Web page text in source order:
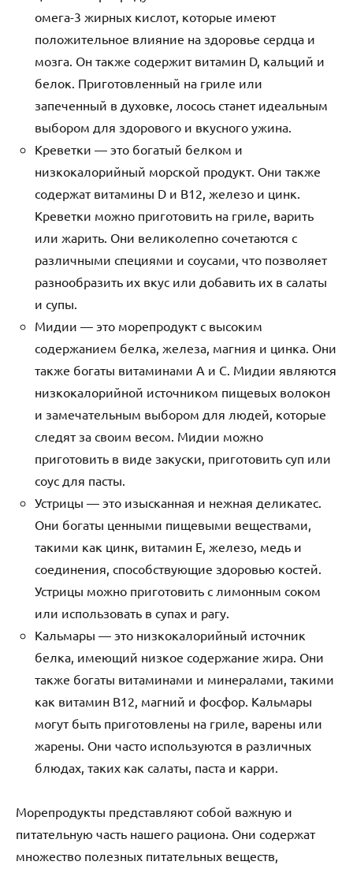
омега-3 жирных кислот, которые имеют
положительное влияние на здоровье сердца и
мозга. Он также содержит витамин D, кальций и
белок. Приготовленный на гриле или
запеченный в духовке, лосось станет идеальным
выбором для здорового и вкусного ужина.
Креветки — это богатый белком и
низкокалорийный морской продукт. Они также
содержат витамины D и B12, железо и цинк.
Креветки можно приготовить на гриле, варить
или жарить. Они великолепно сочетаются с
различными специями и соусами, что позволяет
разнообразить их вкус или добавить их в салаты
и супы.
Мидии — это морепродукт с высоким
содержанием белка, железа, магния и цинка. Они
также богаты витаминами А и С. Мидии являются
низкокалорийной источником пищевых волокон
и замечательным выбором для людей, которые
следят за своим весом. Мидии можно
приготовить в виде закуски, приготовить суп или
соус для пасты.
Устрицы — это изысканная и нежная деликатес.
Они богаты ценными пищевыми веществами,
такими как цинк, витамин E, железо, медь и
соединения, способствующие здоровью костей.
Устрицы можно приготовить с лимонным соком
или использовать в супах и рагу.
Кальмары — это низкокалорийный источник
белка, имеющий низкое содержание жира. Они
также богаты витаминами и минералами, такими
как витамин В12, магний и фосфор. Кальмары
могут быть приготовлены на гриле, варены или
жарены. Они часто используются в различных
блюдах, таких как салаты, паста и карри.
Морепродукты представляют собой важную и
питательную часть нашего рациона. Они содержат
множество полезных питательных веществ,